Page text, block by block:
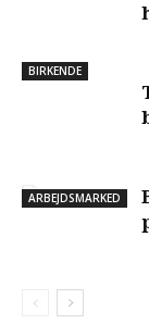
BIRKENDE
ARBEJDSMARKED